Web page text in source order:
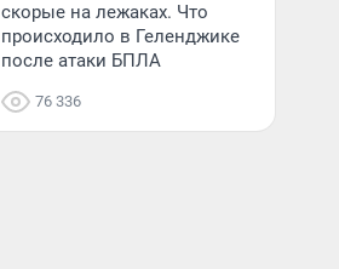
скорые на лежаках. Что
происходило в Геленджике
после атаки БПЛА
76 336